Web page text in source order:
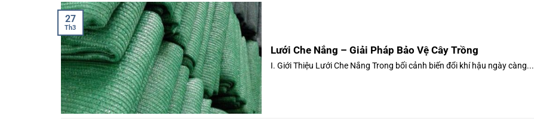
Lưới Che Nắng – Giải Pháp Bảo Vệ Cây Trồng
I. Giới Thiệu Lưới Che Nắng Trong bối cảnh biến đổi khí hậu ngày càng...
27
Th3